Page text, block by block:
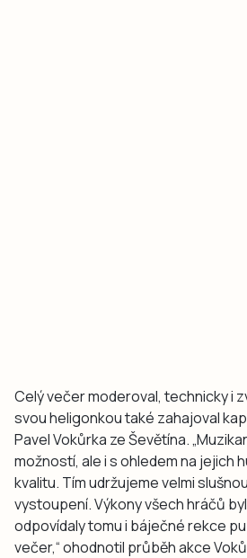
Celý večer moderoval, technicky i
svou heligonkou také zahajoval
Pavel Vokůrka ze Ševětína.
možností, ale i s ohledem na jejich
kvalitu. Tím udržujeme velmi
vystoupení. Výkony všech hráčů
odpovídaly tomu i báječné rekce
večer,“ ohodnotil průběh akce